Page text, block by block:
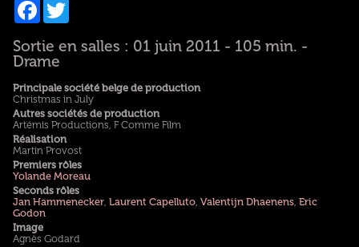
Facebook
Twitter
Sortie en salles : 01 juin 2011 - 105 min. -
Drame
Principale société belge de production
Christmas in July
Autres sociétés de production
Artémis Productions, F Comme Film
Réalisation
Martin Provost
Premiers rôles
Yolande Moreau
Seconds rôles
Jan Hammenecker, Laurent Capelluto, Valentijn Dhaenens, Eric
Godon
Image
Agnès Godard